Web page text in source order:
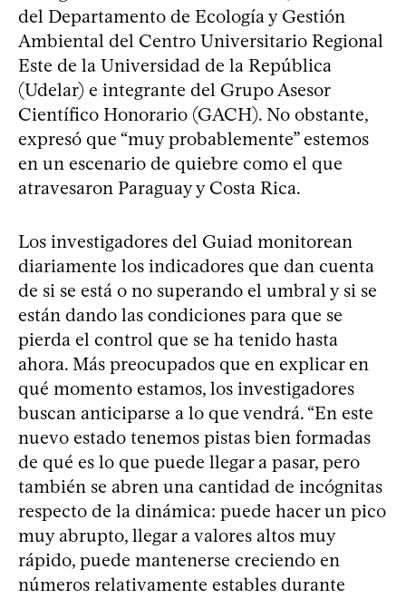
del Departamento de Ecología y Gestión
Ambiental del Centro Universitario Regional
Este de la Universidad de la República
(Udelar) e integrante del Grupo Asesor
Científico Honorario (GACH). No obstante,
expresó que “muy probablemente” estemos
en un escenario de quiebre como el que
atravesaron Paraguay y Costa Rica.
Los investigadores del Guiad monitorean
diariamente los indicadores que dan cuenta
de si se está o no superando el umbral y si se
están dando las condiciones para que se
pierda el control que se ha tenido hasta
ahora. Más preocupados que en explicar en
qué momento estamos, los investigadores
buscan anticiparse a lo que vendrá. “En este
nuevo estado tenemos pistas bien formadas
de qué es lo que puede llegar a pasar, pero
también se abren una cantidad de incógnitas
respecto de la dinámica: puede hacer un pico
muy abrupto, llegar a valores altos muy
rápido, puede mantenerse creciendo en
números relativamente estables durante